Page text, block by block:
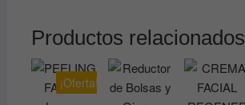
Productos relacionados
¡Oferta!